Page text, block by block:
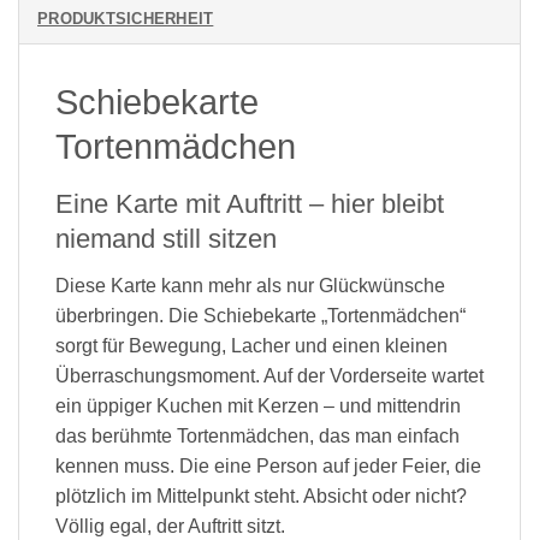
PRODUKTSICHERHEIT
Schiebekarte
Tortenmädchen
Eine Karte mit Auftritt – hier bleibt
niemand still sitzen
Diese Karte kann mehr als nur Glückwünsche
überbringen. Die Schiebekarte „Tortenmädchen“
sorgt für Bewegung, Lacher und einen kleinen
Überraschungsmoment. Auf der Vorderseite wartet
ein üppiger Kuchen mit Kerzen – und mittendrin
das berühmte Tortenmädchen, das man einfach
kennen muss. Die eine Person auf jeder Feier, die
plötzlich im Mittelpunkt steht. Absicht oder nicht?
Völlig egal, der Auftritt sitzt.